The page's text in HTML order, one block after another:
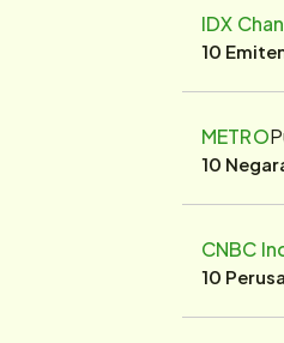
IDX
10
METRO
10
CNBC
10